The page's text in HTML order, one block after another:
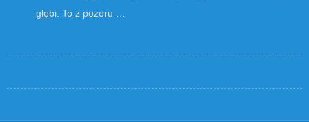
głębi. To z pozoru …